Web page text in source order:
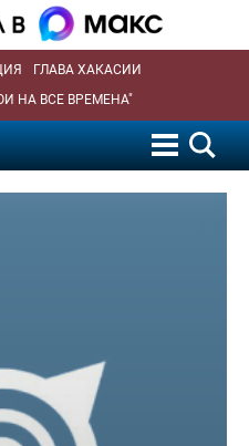
ГЛАВА ХАКАСИИ
НА ВСЕ ВРЕМЕНА"